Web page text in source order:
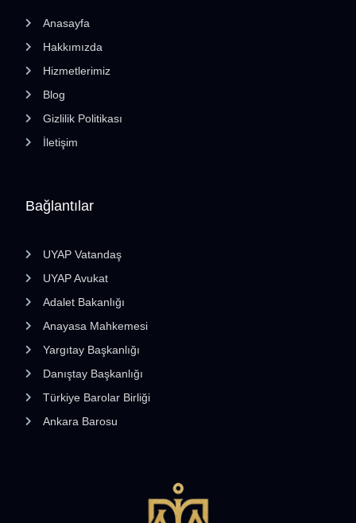
Bağlantılar
UYAP Vatandaş
UYAP Avukat
Adalet Bakanlığı
Anayasa Mahkemesi
Yargıtay Başkanlığı
Danıştay Başkanlığı
Türkiye Barolar Birliği
Ankara Barosu
Anasayfa
Hakkımızda
Hizmetlerimiz
Blog
Gizlilik Politikası
İletişim